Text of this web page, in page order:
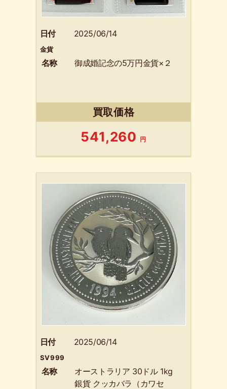
日付 2025/06/14
金貨
名称 御成婚記念の5万円金貨×２
買取価格
541,260 円
日付 2025/06/14
SV999
名称
オーストラリア 30ドル 1kg
銀貨 クッカバラ（カワセ